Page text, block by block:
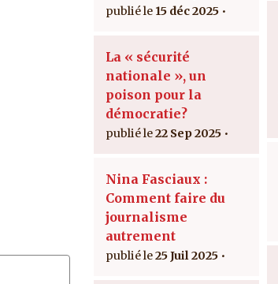
15 déc 2025
La « sécurité
nationale », un
poison pour la
démocratie?
22 Sep 2025
Nina Fasciaux :
Comment faire du
journalisme
autrement
25 Juil 2025